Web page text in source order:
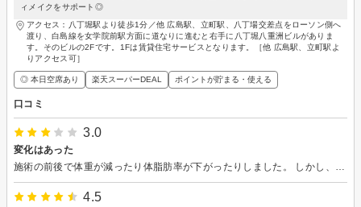
ィメイクをサポート◎
アクセス：八丁堀駅より徒歩1分／他 広島駅、立町駅、八丁場交差点をローソン側へ
渡り、白島線を女学院前駅方面に道なりに進むと右手に八丁堀八重洲ビルがありま
す。そのビルの2Fです。1Fは賃貸住宅サービスとなります。［他 広島駅、立町駅よ
りアクセス可］
◎ 本日空席あり 楽天スーパーDEAL ポイントが貯まる・使える
口コミ
3.0
変化はあった
4.5